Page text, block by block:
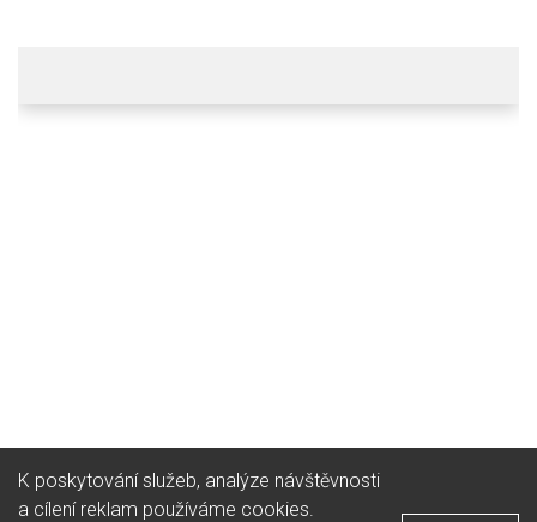
K poskytování služeb, analýze návštěvnosti
a cílení reklam používáme cookies.